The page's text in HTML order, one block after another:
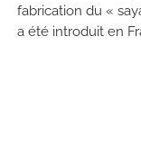
fabrication du «
a été introduit en